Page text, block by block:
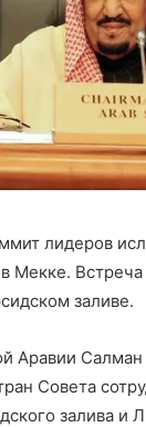
лидеров
Мекке.
заливе.
Аравии Салман
Совета
залива и